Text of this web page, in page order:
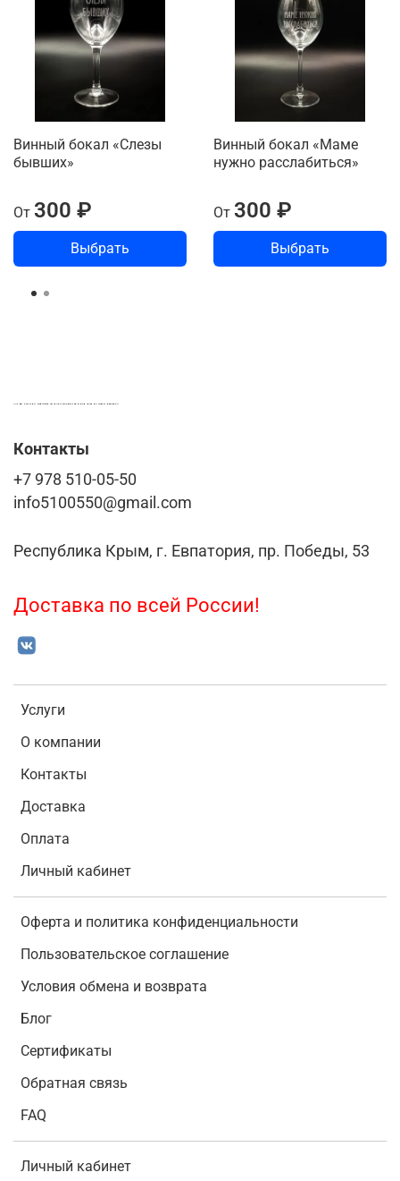
Винный бокал «Слезы
бывших»
От 300 ₽
Выбрать
Винный бокал «Маме
нужно расслабиться»
От 300 ₽
Выбрать
Услуги
О компании
Контакты
Доставка
Оплата
Личный кабинет
Оферта и политика конфиденциальности
Пользовательское соглашение
Условия обмена и возврата
Блог
Сертификаты
Обратная связь
FAQ
Личный кабинет
Контакты
+7 978 510-05-50
info5100550@gmail.com
Республика Крым, г. Евпатория, пр. Победы, 53
Доставка по всей России!